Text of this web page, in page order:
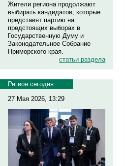
Жители региона продолжают
выбирать кандидатов, которые
представят партию на
предстоящих выборах в
Государственную Думу и
Законодательное Собрание
Приморского края.
статьи раздела
Регион сегодня
27 Мая 2026, 13:29